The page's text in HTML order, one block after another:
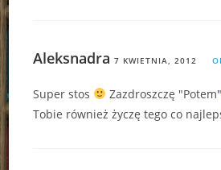
Aleksnadra 7 KWIETNIA, 2012
Super stos
Zazdroszczę "Potem"
Tobie również życzę tego co